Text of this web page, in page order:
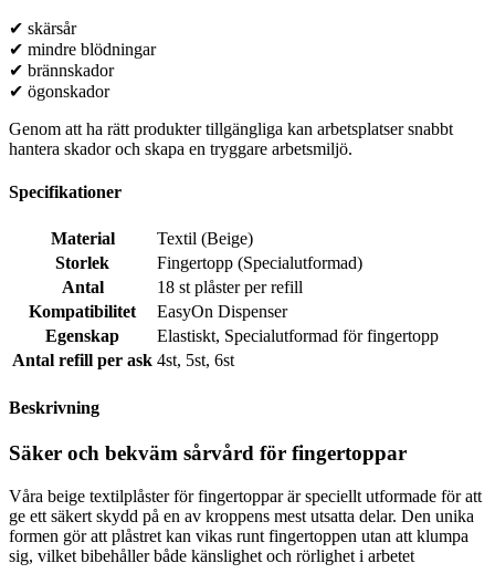
✔ skärsår
✔ mindre blödningar
✔ brännskador
✔ ögonskador
Genom att ha rätt produkter tillgängliga kan arbetsplatser snabbt
hantera skador och skapa en tryggare arbetsmiljö.
Specifikationer
Material
Textil (Beige)
Storlek
Fingertopp (Specialutformad)
Antal
18 st plåster per refill
Kompatibilitet
EasyOn Dispenser
Egenskap
Elastiskt, Specialutformad för fingertopp
Antal refill per ask 4st, 5st, 6st
Beskrivning
Säker och bekväm sårvård för fingertoppar
Våra beige textilplåster för fingertoppar är speciellt utformade för att
ge ett säkert skydd på en av kroppens mest utsatta delar. Den unika
formen gör att plåstret kan vikas runt fingertoppen utan att klumpa
sig, vilket bibehåller både känslighet och rörlighet i arbetet